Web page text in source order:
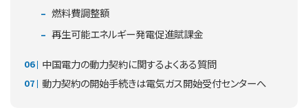
燃料費調整額
再生可能エネルギー発電促進賦課金
中国電力の動力契約に関するよくある質問
動力契約の開始手続きは電気ガス開始受付センターへ